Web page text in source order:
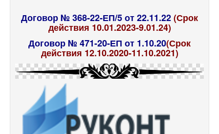
Договор № 368-22-ЕП/5 от 22.11.22(Срок
действия 10.01.2023-9.01.24)
Договор № 471-20-ЕП от 1.10.20(Срок
действия 12.10.2020-11.10.2021)